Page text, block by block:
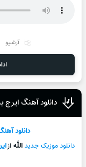
آرشیو
دانلود آهنگ ایرج
دانلود
دانلود موزیک جدیداللهاز